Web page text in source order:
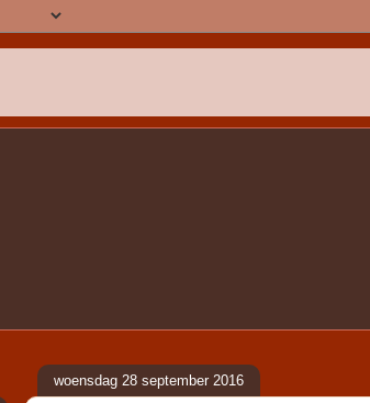
woensdag 28 september 2016